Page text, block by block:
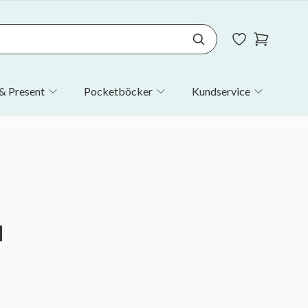
Present Pocketböcker Kundservice